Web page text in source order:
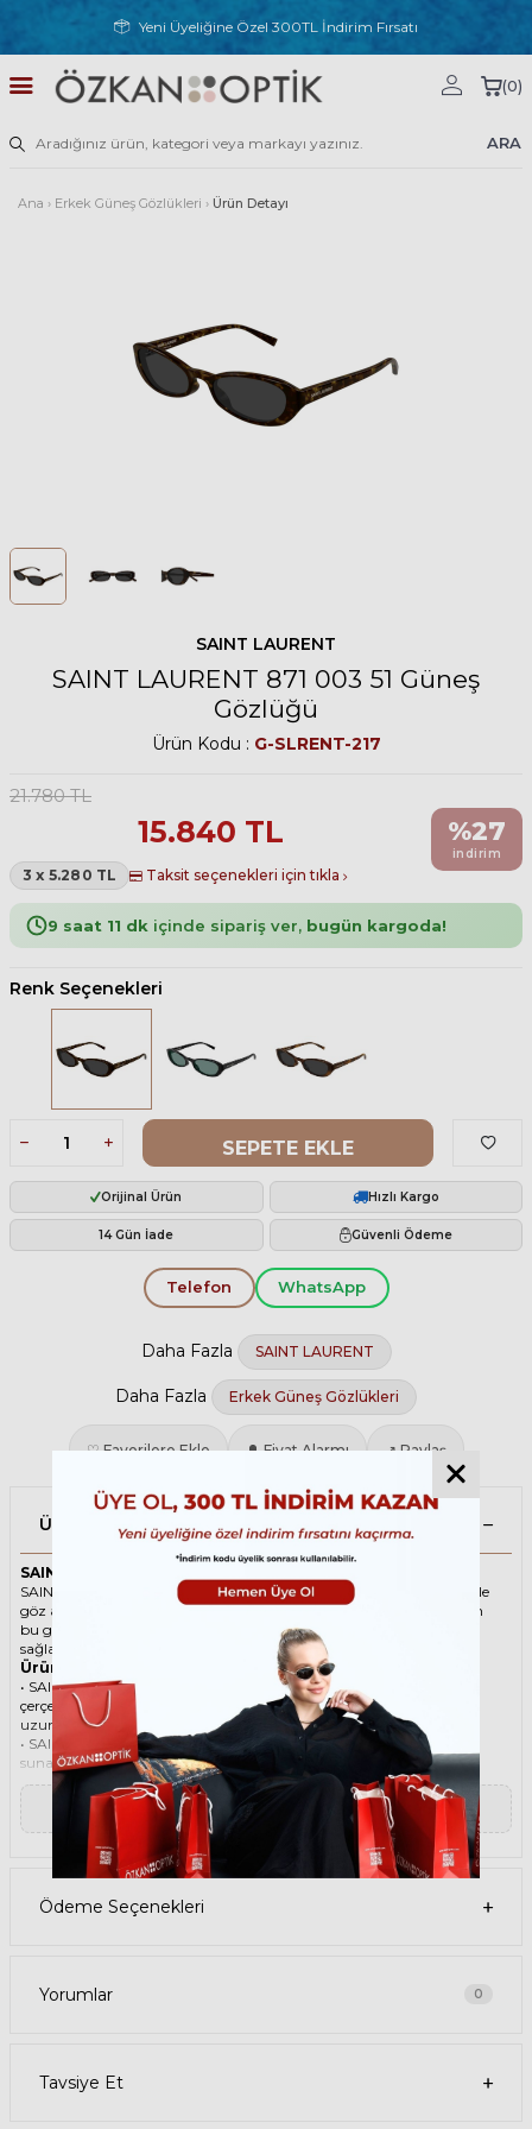
Yeni Üyeliğine Özel 300TL İndirim Fırsatı
ARA
(0)
Ana › Erkek Güneş Gözlükleri › Ürün Detayı
SAINT LAURENT
SAINT LAURENT 871 003 51 Güneş
Gözlüğü
Ürün Kodu : G-SLRENT-217
21.780TL
15.840 TL
3 x 5.280 TL Taksit seçenekleri için tıkla
%27
indirim
9 saat 11 dk içinde sipariş ver, bugün kargoda!
Renk Seçenekleri
SEPETE EKLE
Orijinal Ürün Hızlı Kargo
14 Gün İade Güvenli Ödeme
Telefon WhatsApp
Daha Fazla SAINT LAURENT
Daha Fazla Erkek Güneş Gözlükleri
♡ Favorilere Ekle 🔔 Fiyat Alarmı ↗ Paylaş
Ürün Açıklaması
SAINT LAURENT 871 003 51 Güneş Gözlüğü
SAINT LAURENT ikonik güneş gözlüğü, tarzı ve kaliteli malzemesi ile
göz alıcı bir aksesuar. Hem erkekler hem de kadınlar için uygun olan
bu güneş gözlüğü, güneşin zararlı ışınlarından korunmanızı
sağlarken, stilinizi de yansıtır.
Ürün Faydaları
• SAINT LAURENT 871 003 51 güneş gözlüğü, yüksek kaliteli
çerçeveye ve lense sahiptir. Bu malzemeler, güneş gözlüğünüzün
uzun ömürlü, dayanıklı ve konforlu olmasını sağlar.
• SAINT LAURENT 871 003 51 güneş gözlüğü, %100 UV koruması
sunar. Bu sayede, gözlerinizi güneşin zararlı ışınlarından korur ve
göz sağlığınızı korur. Yeşil cam rengi, ışığı dengeli bir şekilde filtreler
ve her ortamda rahat bir görüş sağlar.
Paket İçeriği
• SAINT LAURENT 871 003 51 Güneş Gözlüğü
• Gözlük temizleme spreyi
• Gözlük temizleme bezi
Ürün Kullanımı
pedlerini ayarlayın. Güneş gözlüğünüzü çıkardığınızda, kılıfına
takım elbise gibi giysilerle birlikte kullanabilirsiniz.
▼ Devamını Oku
Ödeme Seçenekleri
Yorumlar 0
Tavsiye Et